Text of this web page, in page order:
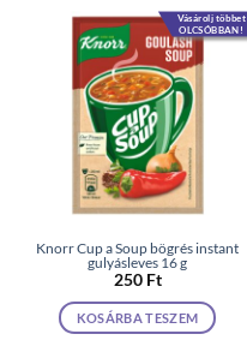
Vásárolj többet
OLCSÓBBAN!
Knorr Cup a Soup bögrés instant
gulyásleves 16 g
250 Ft
KOSÁRBA TESZEM